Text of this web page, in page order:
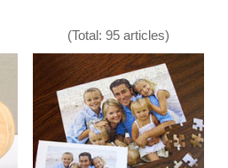
(Total: 95 articles)